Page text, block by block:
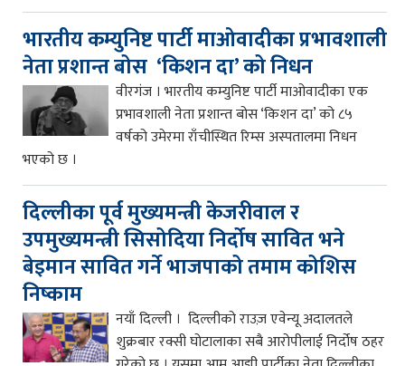
भारतीय कम्युनिष्ट पार्टी माओवादीका प्रभावशाली
नेता प्रशान्त बोस ‘किशन दा’ को निधन
वीरगंज । भारतीय कम्युनिष्ट पार्टी माओवादीका एक
प्रभावशाली नेता प्रशान्त बोस ‘किशन दा’ को ८५
वर्षको उमेरमा राँचीस्थित रिम्स अस्पतालमा निधन
भएको छ ।
दिल्लीका पूर्व मुख्यमन्त्री केजरीवाल र
उपमुख्यमन्त्री सिसोदिया निर्दोष सावित भने
बेइमान सावित गर्ने भाजपाको तमाम कोशिस
निष्काम
नयाँ दिल्ली । दिल्लीको राउज़ एवेन्यू अदालतले
शुक्रबार रक्सी घोटालाका सबै आरोपीलाई निर्दोष ठहर